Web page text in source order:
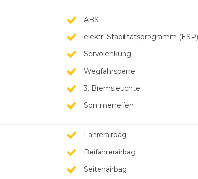
ABS
elektr. Stabilitätsprogramm (ESP)
Servolenkung
Wegfahrsperre
3. Bremsleuchte
Sommerreifen
Fahrerairbag
Beifahrerairbag
Seitenairbag